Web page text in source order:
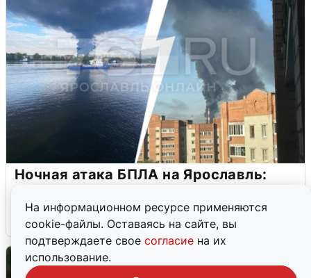
На информационном ресурсе применяются
cookie-файлы. Оставаясь на сайте, вы
подтверждаете свое согласие на их
использование.
Ночная атака БПЛА на Ярославль:
6 августа 0